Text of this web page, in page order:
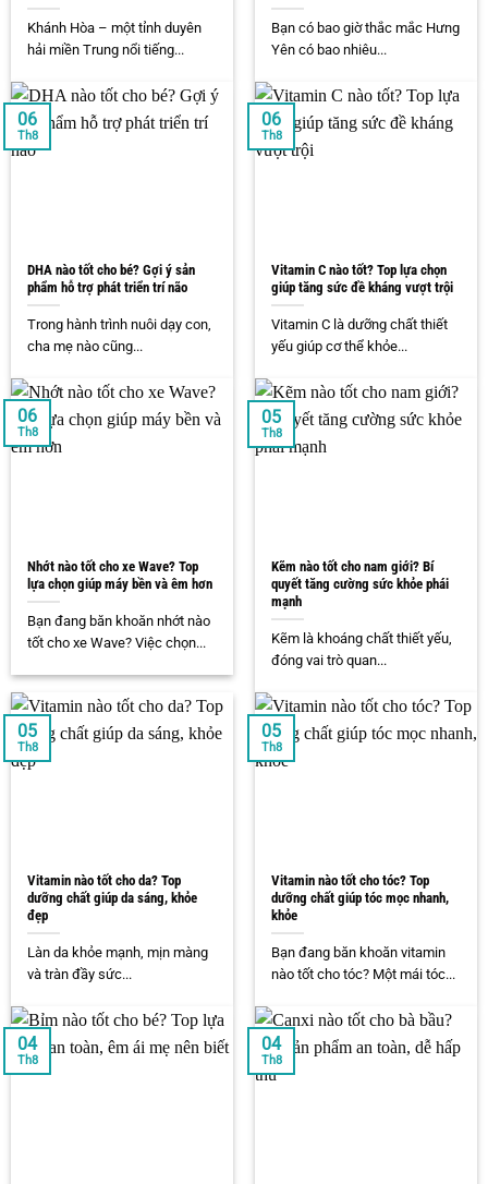
Khánh Hòa – một tỉnh duyên
hải miền Trung nổi tiếng...
Bạn có bao giờ thắc mắc Hưng
Yên có bao nhiêu...
DHA nào tốt cho bé? Gợi ý sản
phẩm hỗ trợ phát triển trí não
Trong hành trình nuôi dạy con,
cha mẹ nào cũng...
06
Th8
Vitamin C nào tốt? Top lựa chọn
giúp tăng sức đề kháng vượt trội
Vitamin C là dưỡng chất thiết
yếu giúp cơ thể khỏe...
06
Th8
Nhớt nào tốt cho xe Wave? Top
lựa chọn giúp máy bền và êm hơn
Bạn đang băn khoăn nhớt nào
tốt cho xe Wave? Việc chọn...
06
Th8
Kẽm nào tốt cho nam giới? Bí
quyết tăng cường sức khỏe phái
mạnh
Kẽm là khoáng chất thiết yếu,
đóng vai trò quan...
05
Th8
Vitamin nào tốt cho da? Top
dưỡng chất giúp da sáng, khỏe
đẹp
Làn da khỏe mạnh, mịn màng
và tràn đầy sức...
05
Th8
Vitamin nào tốt cho tóc? Top
dưỡng chất giúp tóc mọc nhanh,
khỏe
Bạn đang băn khoăn vitamin
nào tốt cho tóc? Một mái tóc...
05
Th8
04
Th8
04
Th8